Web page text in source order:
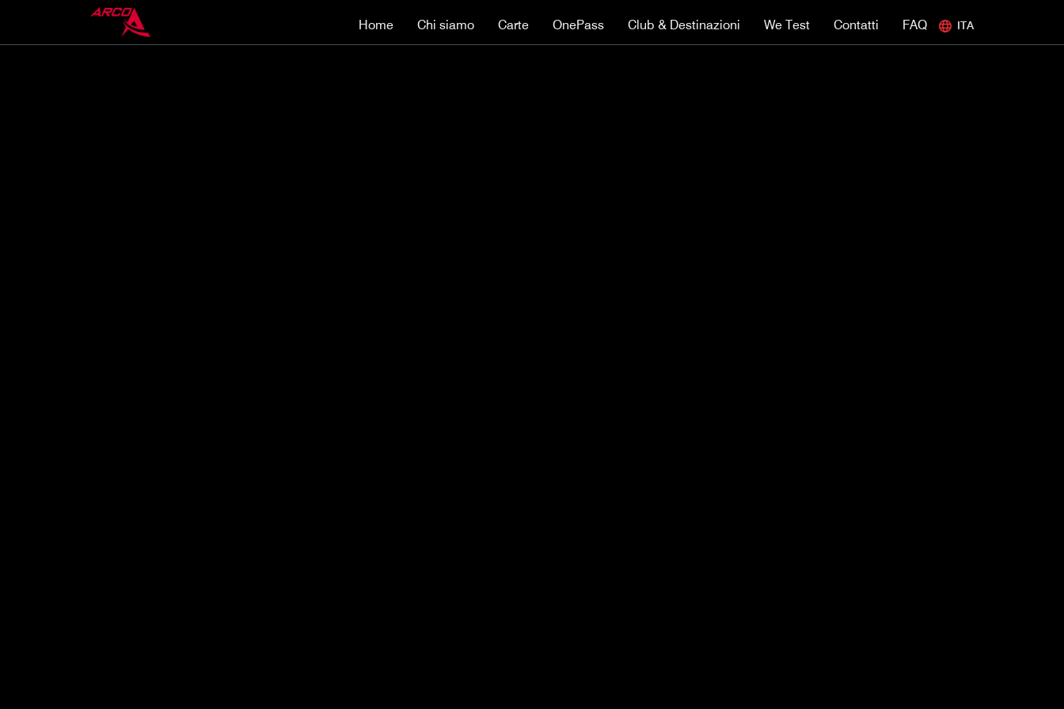
Home Chi siamo Carte OnePass Club & Destinazioni We Test Contatti FAQ ITA